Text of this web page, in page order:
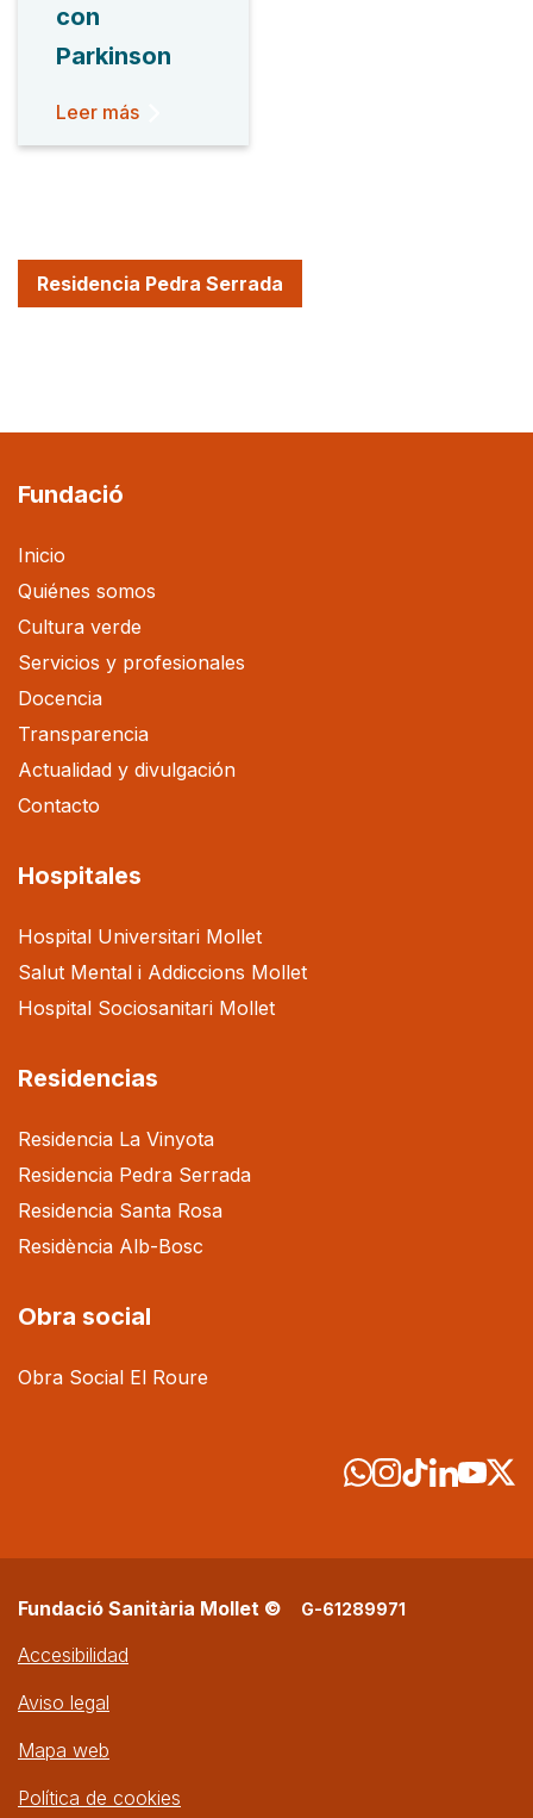
con
Parkinson
Leer más
Residencia Pedra Serrada
Fundació
Inicio
Quiénes somos
Cultura verde
Servicios y profesionales
Docencia
Transparencia
Actualidad y divulgación
Contacto
Hospitales
Hospital Universitari Mollet
Salut Mental i Addiccions Mollet
Hospital Sociosanitari Mollet
Residencias
Residencia La Vinyota
Residencia Pedra Serrada
Residencia Santa Rosa
Residència Alb-Bosc
Obra social
Obra Social El Roure
Fundació Sanitària Mollet © G-61289971
Accesibilidad
Aviso legal
Mapa web
Política de cookies